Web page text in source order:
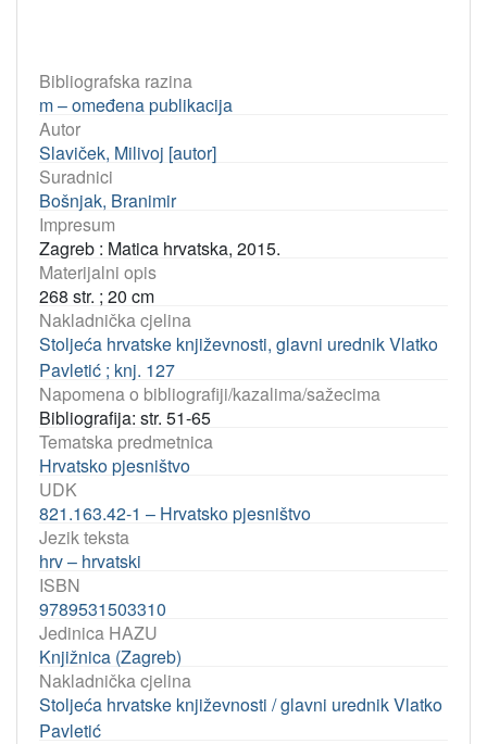
Bibliografska razina
m – omeđena publikacija
Autor
Slaviček, Milivoj [autor]
Suradnici
Bošnjak, Branimir
Impresum
Zagreb : Matica hrvatska, 2015.
Materijalni opis
268 str. ; 20 cm
Nakladnička cjelina
Stoljeća hrvatske književnosti, glavni urednik Vlatko
Pavletić ; knj. 127
Napomena o bibliografiji/kazalima/sažecima
Bibliografija: str. 51-65
Tematska predmetnica
Hrvatsko pjesništvo
UDK
821.163.42-1 – Hrvatsko pjesništvo
Jezik teksta
hrv – hrvatski
ISBN
9789531503310
Jedinica HAZU
Knjižnica (Zagreb)
Nakladnička cjelina
Stoljeća hrvatske književnosti / glavni urednik Vlatko
Pavletić